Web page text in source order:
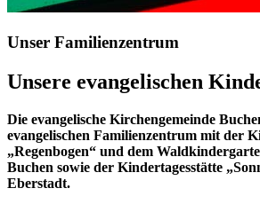
Unser Familienzentrum
Unsere evangelischen
Die evangelische Kirchengemeinde
evangelischen Familienzentrum mit der
„Regenbogen“ und dem
Buchen sowie der Kindertagesstätte
Eberstadt.